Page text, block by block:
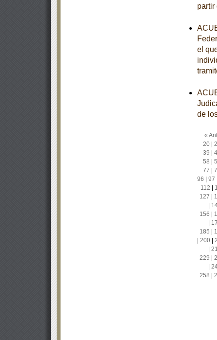
el
de
«
20|
39
58
77
96
97
112
127
156
185
200|
229
258